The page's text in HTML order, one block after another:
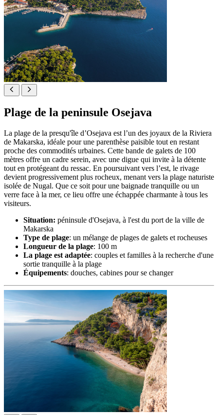
Plage de la peninsule Osejava
La plage de la presqu'île d’Osejava est l’un des joyaux de la Riviera
de Makarska, idéale pour une parenthèse paisible tout en restant
proche des commodités urbaines. Cette bande de galets de 100
mètres offre un cadre serein, avec une digue qui invite à la détente
tout en protégeant du ressac. En poursuivant vers l’est, le rivage
devient progressivement plus rocheux, menant vers la plage naturiste
isolée de Nugal. Que ce soit pour une baignade tranquille ou un
verre face à la mer, ce lieu offre une échappée charmante à tous les
visiteurs.
Situation: péninsule d'Osejava, à l'est du port de la ville de
Makarska
Type de plage: un mélange de plages de galets et rocheuses
Longueur de la plage: 100 m
La plage est adaptée: couples et familles à la recherche d'une
sortie tranquille à la plage
Équipements: douches, cabines pour se changer